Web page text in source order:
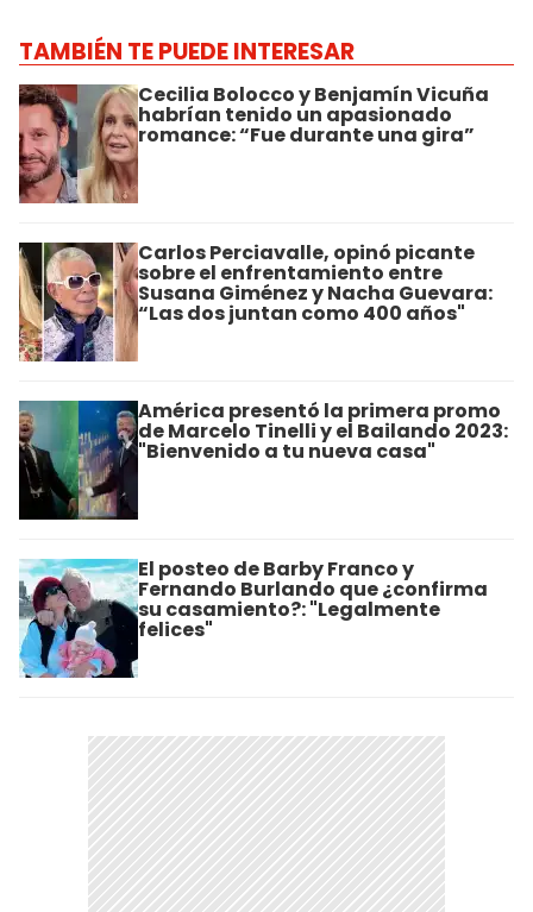
TAMBIÉN TE PUEDE INTERESAR
Cecilia Bolocco y Benjamín Vicuña
habrían tenido un apasionado
romance: “Fue durante una gira”
Carlos Perciavalle, opinó picante
sobre el enfrentamiento entre
Susana Giménez y Nacha Guevara:
“Las dos juntan como 400 años"
América presentó la primera promo
de Marcelo Tinelli y el Bailando 2023:
"Bienvenido a tu nueva casa"
El posteo de Barby Franco y
Fernando Burlando que ¿confirma
su casamiento?: "Legalmente
felices"